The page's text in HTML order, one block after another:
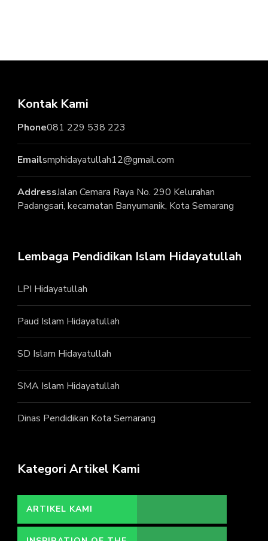
Kontak Kami
Phone081 229 538 223
Emailsmphidayatullah12@gmail.com
AddressJalan Cemara Raya No. 290 Kelurahan
Padangsari, kecamatan Banyumanik, Kota Semarang
Lembaga Pendidikan Islam Hidayatullah
LPI Hidayatullah
Paud Islam Hidayatullah
SD Islam Hidayatullah
SMA Islam Hidayatullah
Dinas Pendidikan Kota Semarang
Kategori Artikel Kami
ARTIKEL KAMI